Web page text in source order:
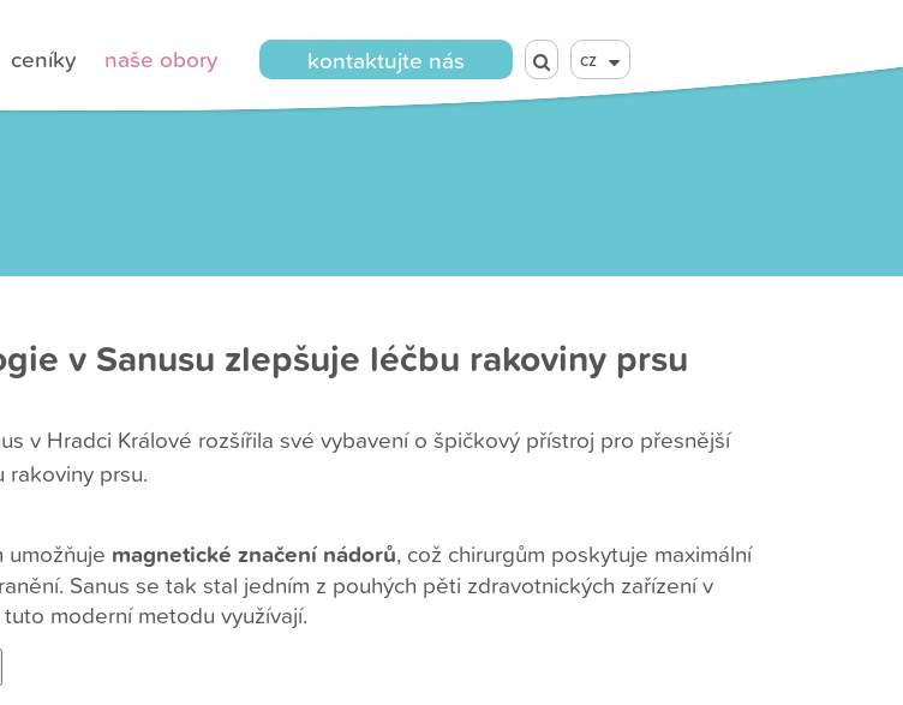
ceníky naše obory kontaktujte nás cz
v Sanusu zlepšuje léčbu rakoviny prsu
v Hradci Králové rozšířila své vybavení o špičkový přístroj pro přesnější
prsu.
umožňuje magnetické značení nádorů, což chirurgům poskytuje maximální
Sanus se tak stal jedním z pouhých pěti zdravotnických zařízení v
moderní metodu využívají.